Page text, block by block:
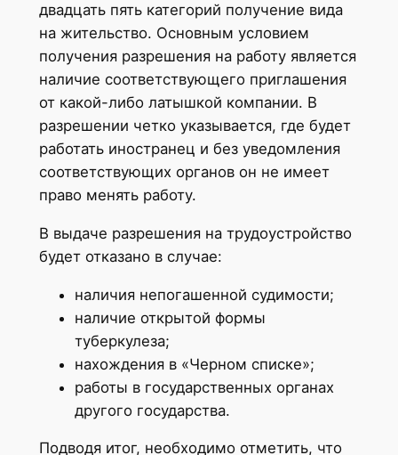
двадцать пять категорий получение вида
на жительство. Основным условием
получения разрешения на работу является
наличие соответствующего приглашения
от какой-либо латышкой компании. В
разрешении четко указывается, где будет
работать иностранец и без уведомления
соответствующих органов он не имеет
право менять работу.
В выдаче разрешения на трудоустройство
будет отказано в случае:
наличия непогашенной судимости;
наличие открытой формы
туберкулеза;
нахождения в «Черном списке»;
работы в государственных органах
другого государства.
Подводя итог, необходимо отметить, что